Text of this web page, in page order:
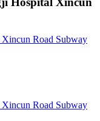
Road Subway
Road Subway